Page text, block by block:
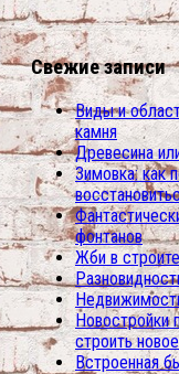
Свежие записи
Виды и
камня
Древесина
Зимовка: как
фонтанов
Жби в
Новостройки
строить
Встроенная